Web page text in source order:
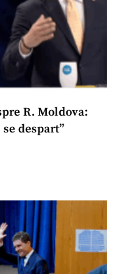
R. Moldova:
despart”